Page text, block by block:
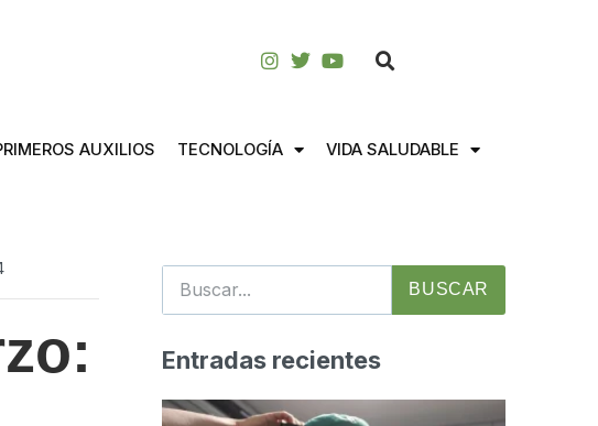
AUXILIOS TECNOLOGÍA VIDA SALUDABLE
BUSCAR
Entradas recientes